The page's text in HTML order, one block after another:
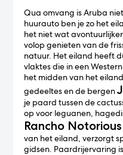
Qua omvang is Aruba
huurauto ben je zo het
het niet wat
volop genieten van de
natuur. Het eiland heeft
vlaktes die in een
het midden van het
gedeeltes en de bergen
je paard tussen de
op voor leguanen,
Rancho Notorious
van het eiland, verzorgt
gidsen. Paardrijervaring